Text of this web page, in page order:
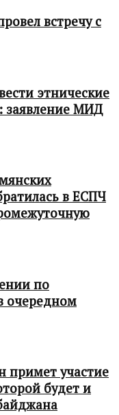
встречу с
этнические
заявление МИД
в ЕСПЧ
по
очередном
примет участие
будет и